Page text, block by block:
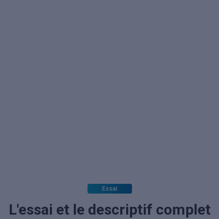
Essai
L'essai et le descriptif complet